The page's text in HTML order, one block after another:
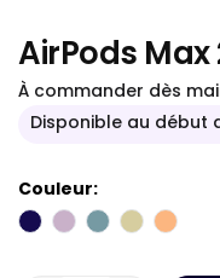
AirPods Max
À commander dès
Disponible au début
Couleur
of
the
images
gallery